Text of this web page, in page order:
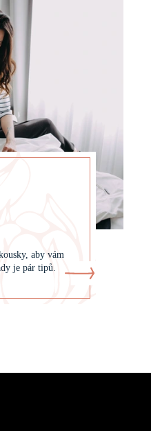
aby vám
je pár tipů.